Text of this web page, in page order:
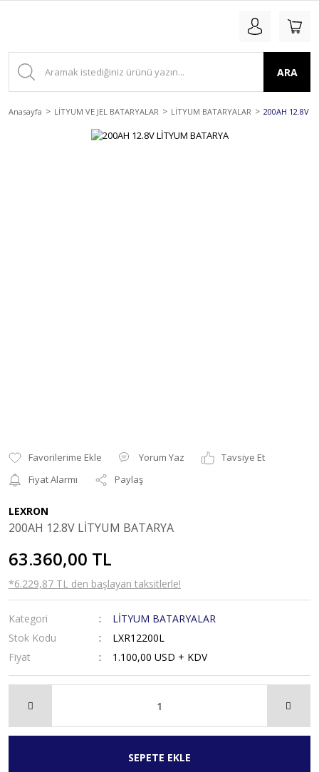
ARA
Anasayfa LİTYUM VE JEL BATARYALAR LİTYUM BATARYALAR 200AH 12.8V
Yorum Yaz
Tavsiye Et
Fiyat Alarmı
Paylaş
LEXRON
200AH 12.8V LİTYUM BATARYA
63.360,00 TL
*6.229,87 TL den başlayan taksitlerle!
Kategori
LİTYUM BATARYALAR
Stok Kodu
LXR12200L
Fiyat
1.100,00 USD + KDV
SEPETE EKLE